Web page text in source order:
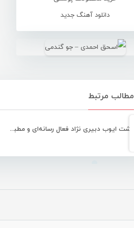
دانلود آهنگ جدید
مطالب مرتبط
درگذشت ایوب دبیری نژاد فعال رسانه‌ای و مطبوعاتی هرمزگان